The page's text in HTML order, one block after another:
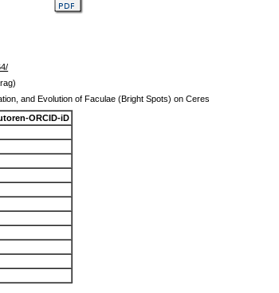
and Evolution of Faculae (Bright Spots) on Ceres
ORCID-iD